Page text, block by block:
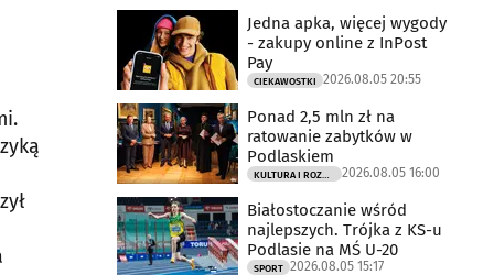
Jedna apka, więcej wygody
- zakupy online z InPost
Pay
CIEKAWOSTKI 2026.08.05 20:55
Ponad 2,5 mln zł na
ratowanie zabytków w
Podlaskiem
2026.08.05 16:00
Białostoczanie wśród
najlepszych. Trójka z KS-u
Podlasie na MŚ U-20
SPORT 2026.08.05 15:17